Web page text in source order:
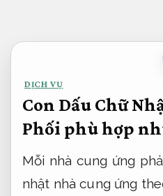
dungDỊCH VỤ
Con Dấu Chữ
Phối phù hợp
Mỗi nhà cung ứng
nhật nhà cung ứng